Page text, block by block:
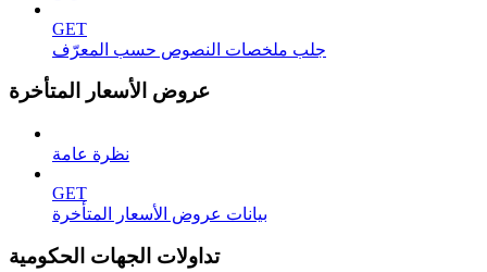
GET
جلب ملخصات النصوص حسب المعرّف
عروض الأسعار المتأخرة
نظرة عامة
GET
بيانات عروض الأسعار المتأخرة
تداولات الجهات الحكومية